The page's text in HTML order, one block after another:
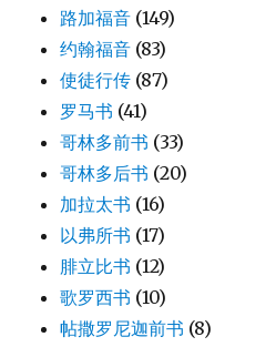
路加福音 (149)
约翰福音 (83)
使徒行传 (87)
罗马书 (41)
哥林多前书 (33)
哥林多后书 (20)
加拉太书 (16)
以弗所书 (17)
腓立比书 (12)
歌罗西书 (10)
帖撒罗尼迦前书 (8)